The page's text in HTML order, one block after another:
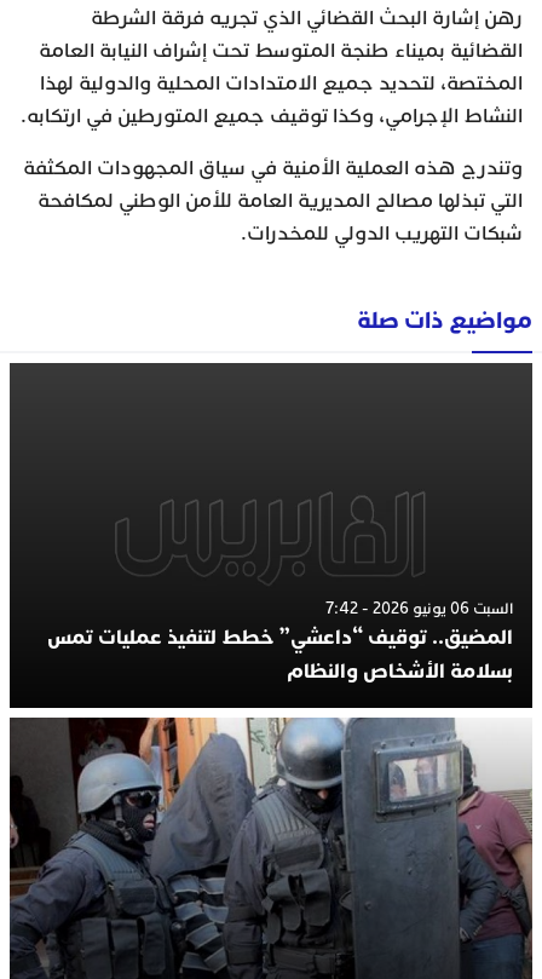
رهن إشارة البحث القضائي الذي تجريه فرقة الشرطة
القضائية بميناء طنجة المتوسط تحت إشراف النيابة العامة
المختصة، لتحديد جميع الامتدادات المحلية والدولية لهذا
النشاط الإجرامي، وكذا توقيف جميع المتورطين في ارتكابه.
وتندرج هذه العملية الأمنية في سياق المجهودات المكثفة
التي تبذلها مصالح المديرية العامة للأمن الوطني لمكافحة
شبكات التهريب الدولي للمخدرات.
مواضيع ذات صلة
السبت 06 يونيو 2026 - 7:42
المضيق.. توقيف “داعشي” خطط لتنفيذ عمليات تمس
بسلامة الأشخاص والنظام